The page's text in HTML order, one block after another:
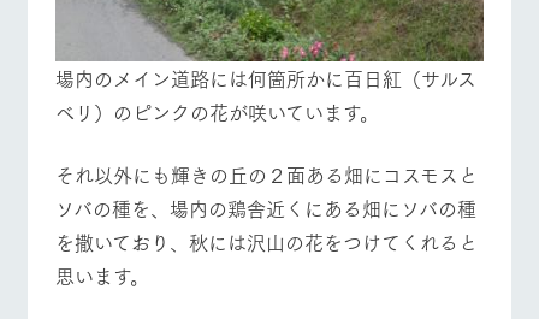
場内のメイン道路には何箇所かに百日紅（サルス
ベリ）のピンクの花が咲いています。
それ以外にも輝きの丘の２面ある畑にコスモスと
ソバの種を、場内の鶏舎近くにある畑にソバの種
を撒いており、秋には沢山の花をつけてくれると
思います。